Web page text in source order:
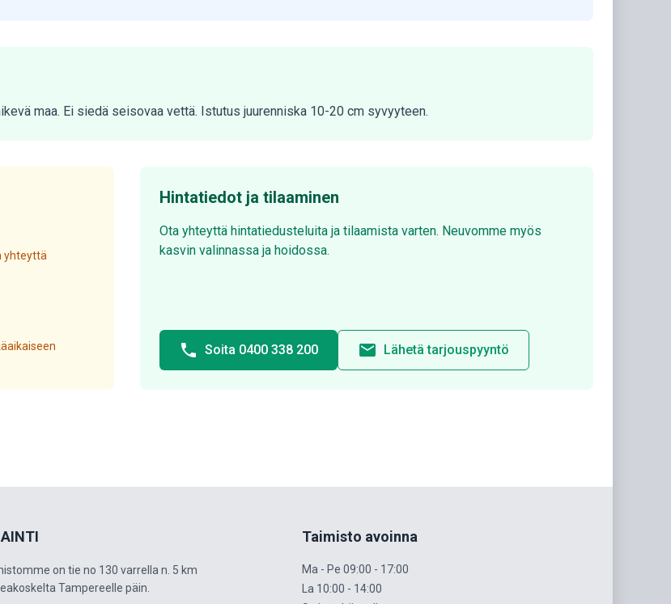
maa. Ei siedä seisovaa vettä. Istutus juurenniska 10-20 cm syvyyteen.
yhteyttä
Hintatiedot ja tilaaminen
Ota yhteyttä hintatiedusteluita ja tilaamista varten. Neuvomme myös
kasvin valinnassa ja hoidossa.
phone Soita 0400 338 200 email Lähetä tarjouspyyntö
on tie no 130 varrella n. 5 km
Tampereelle päin.
Taimisto avoinna
Ma - Pe 09:00 - 17:00
La 10:00 - 14:00